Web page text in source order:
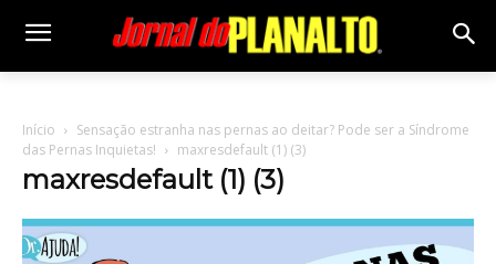
Início
Sensação estranha nas pernas ao deitar? Pode ser a Síndrome
das Pernas Inquietas!
maxresdefault (1) (3)
maxresdefault (1) (3)